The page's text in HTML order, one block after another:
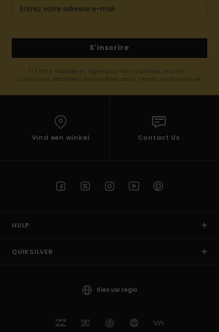
S'inscrire
(*) Offre valable en ligne pour les nouveaux inscrits -
Conditions détaillées disponibles dans l'email de bienvenue
Vind een winkel Contact Us
HULP
QUIKSILVER
Kies uw regio